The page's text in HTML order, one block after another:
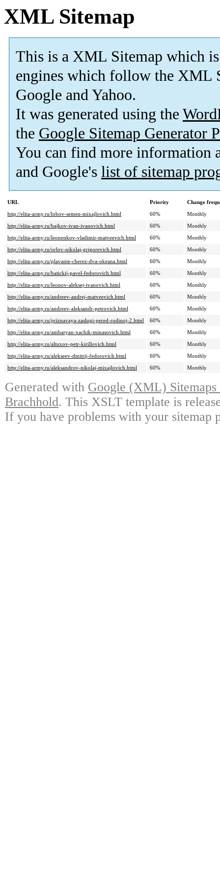
XML Sitemap
This is a XML Sitemap which is
engines which follow the XML
Google and Yahoo.
It was generated using the
the Google Sitemap Generator
You can find more information
and Google's list of sitemap
URL Priority
Change
http://elita-army.ru/lobov-semen-mixajlovich.html
60%
Monthly
http://elita-army.ru/bajkov-ivan-ivanovich.html
60%
Monthly
http://elita-army.ru/leonenkov-vladimir-matveevich.html
60%
Monthly
http://elita-army.ru/orlov-nikolaj-grigorevich.html
60%
Monthly
http://elita-army.ru/plavanie-cherez-dva-okeana.html
60%
Monthly
http://elita-army.ru/batickij-pavel-fedorovich.html
60%
Monthly
http://elita-army.ru/leonov-aleksej-ivanovich.html
60%
Monthly
http://elita-army.ru/andreev-andrej-matveevich.html
60%
Monthly
http://elita-army.ru/andreev-aleksandr-petrovich.html
60%
Monthly
http://elita-army.ru/priznavaya-zaslugi-pered-rodinoj-2.html
60%
Monthly
http://elita-army.ru/ambaryan-xachik-minasovich.html
60%
Monthly
http://elita-army.ru/altuxov-petr-kirillovich.html
60%
Monthly
http://elita-army.ru/alekseev-dmitrij-fedorovich.html
60%
Monthly
http://elita-army.ru/aleksandrov-nikolaj-mixajlovich.html
60% Monthly
Generated with Google (XML)
Brachhold. This XSLT template is
If you have problems with your sitemap